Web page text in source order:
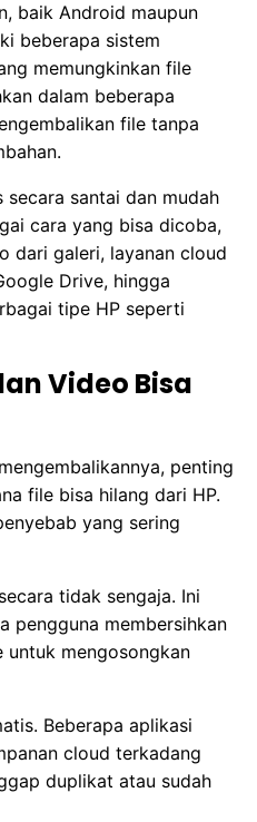
baik Android maupun
beberapa sistem
memungkinkan file
dalam beberapa
file tanpa
santai dan mudah
cara yang bisa dicoba,
dari galeri, layanan cloud
Drive, hingga
tipe HP seperti
Video Bisa
penting
file bisa hilang dari HP.
yang sering
tidak sengaja. Ini
pengguna membersihkan
untuk mengosongkan
Beberapa aplikasi
cloud terkadang
duplikat atau sudah